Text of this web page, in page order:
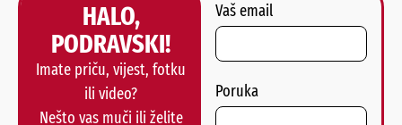
HALO,
PODRAVSKI!
Imate priču, vijest, fotku
ili video?
Nešto vas muči ili želite
Vaš email
Poruka